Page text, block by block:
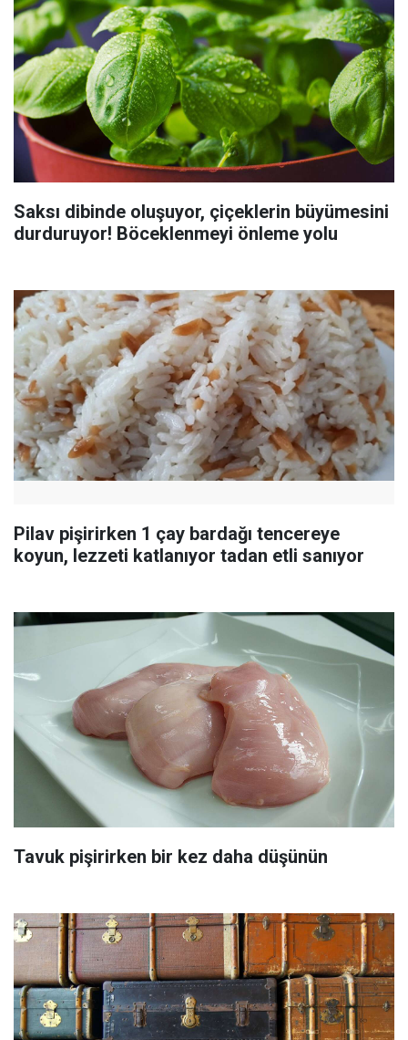
Saksı dibinde oluşuyor, çiçeklerin büyümesini
durduruyor! Böceklenmeyi önleme yolu
Pilav pişirirken 1 çay bardağı tencereye
koyun, lezzeti katlanıyor tadan etli sanıyor
Tavuk pişirirken bir kez daha düşünün